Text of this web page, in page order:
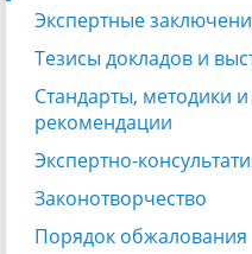
Экспертные
Тезисы докладов и
Стандарты, методики
рекомендации
Экспертно-
Законотворчество
Порядок обжалования